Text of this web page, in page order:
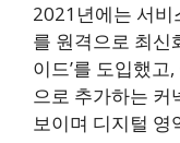
2021년에는 서비
를 원격으로 최신
이드’를 도입했
으로 추가하는 커
보이며 디지털 영